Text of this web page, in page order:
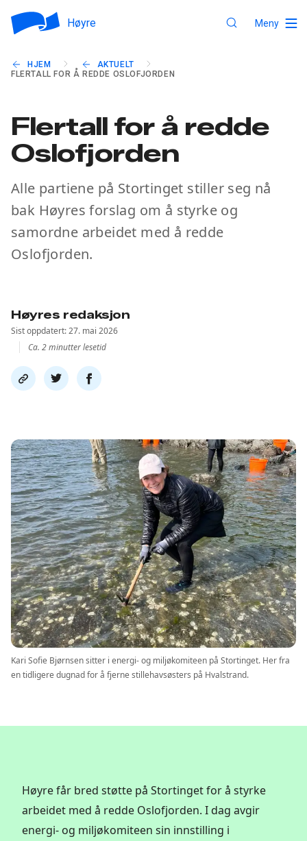
Høyre Meny
HJEM
AKTUELT
FLERTALL FOR Å REDDE OSLOFJORDEN
Flertall for å redde
Oslofjorden
Alle partiene på Stortinget stiller seg nå
bak Høyres forslag om å styrke og
samordne arbeidet med å redde
Oslofjorden.
Høyres redaksjon
Sist oppdatert: 27. mai 2026
Ca. 2 minutter lesetid
Del
link
Del
på
Del
på
Kari Sofie Bjørnsen sitter i energi- og miljøkomiteen på Stortinget. Her fra
en tidligere dugnad for å fjerne stillehavsøsters på Hvalstrand.
Høyre får bred støtte på Stortinget for å styrke
arbeidet med å redde Oslofjorden. I dag avgir
energi- og miljøkomiteen sin innstilling i